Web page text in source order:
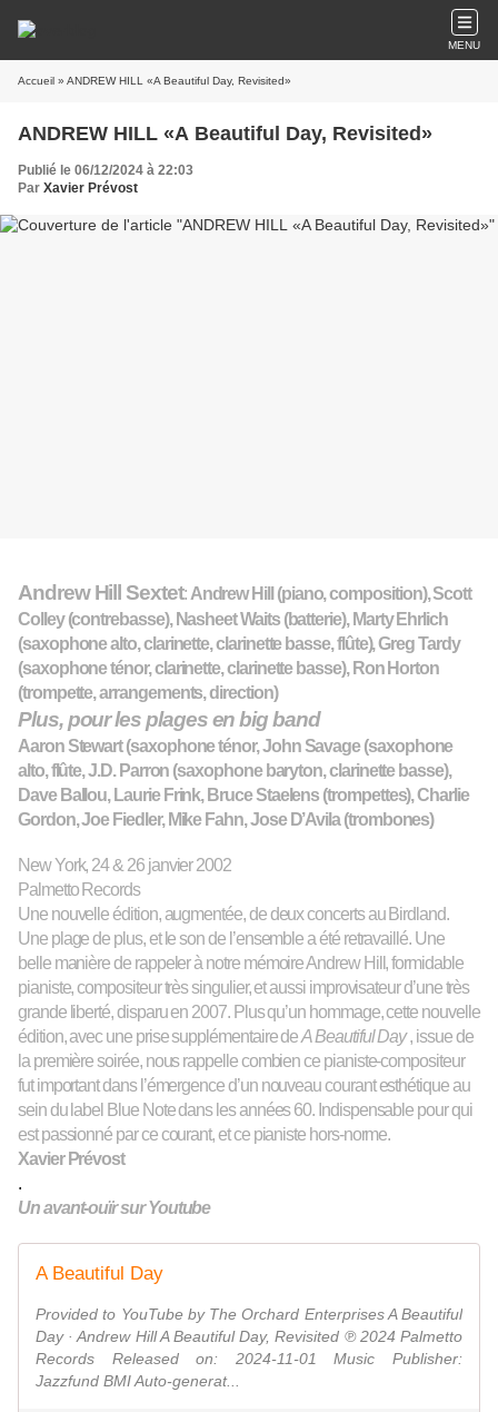
MENU
Accueil » ANDREW HILL «A Beautiful Day, Revisited»
ANDREW HILL «A Beautiful Day, Revisited»
Publié le 06/12/2024 à 22:03
Par Xavier Prévost
Andrew Hill Sextet:Andrew Hill (piano, composition), Scott
Colley(contrebasse), Nasheet Waits (batterie), Marty Ehrlich
(saxophone alto, clarinette, clarinette basse, flûte), Greg Tardy
(saxophone ténor, clarinette, clarinette basse),Ron Horton
(trompette, arrangements, direction)
Plus,pour les plages en bigband
Aaron Stewart(saxophone ténor,John Savage(saxophone
alto, flûte, J.D. Parron (saxophone baryton, clarinette basse),
Dave Ballou, Laurie Frink, Bruce Staelens (trompettes), Charlie
Gordon, Joe Fiedler, Mike Fahn, Jose D’Avila(trombones)
New York, 24 & 26 janvier 2002
Palmetto Records
Une nouvelle édition, augmentée, de deux concerts au Birdland.
Une plage de plus, et le sonde l’ensemble a été retravaillé. Une
belle manière de rappeler à notre mémoire Andrew Hill, formidable
pianiste, compositeur très singulier, et aussi improvisateur d’une très
grande liberté, disparu en 2007. Plus qu’un hommage, cette nouvelle
édition,avec une prise supplémentairedeA Beautiful Day, issue de
la première soirée, nous rappelle combien ce pianiste-compositeur
fut important dans l’émergence d’un nouveau courant esthétique au
sein du label Blue Note dans les années 60. Indispensable pour qui
est passionné par ce courant, et ce pianiste hors-norme.
Xavier Prévost
.
Un avant-ouïr sur Youtube
A Beautiful Day
Provided to YouTube by The Orchard Enterprises A Beautiful
Day · Andrew Hill A Beautiful Day, Revisited ℗ 2024 Palmetto
Records Released on: 2024-11-01 Music Publisher:
Jazzfund BMI Auto-generat...